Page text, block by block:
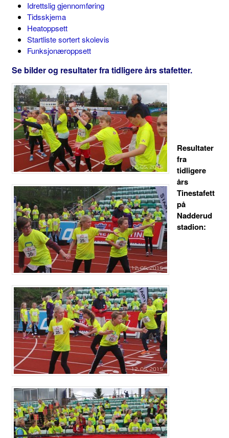
Idrettslig gjennomføring
Tidsskjema
Heatoppsett
Startliste sortert skolevis
Funksjonæroppsett
Se bilder og resultater fra tidligere års stafetter.
Resultater
fra
tidligere
års
Tinestafett
på
Nadderud
stadion: